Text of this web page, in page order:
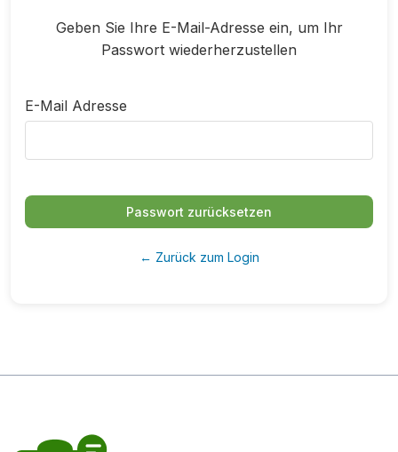
Geben Sie Ihre E-Mail-Adresse ein, um Ihr
Passwort wiederherzustellen
E-Mail Adresse
Passwort zurücksetzen
← Zurück zum Login